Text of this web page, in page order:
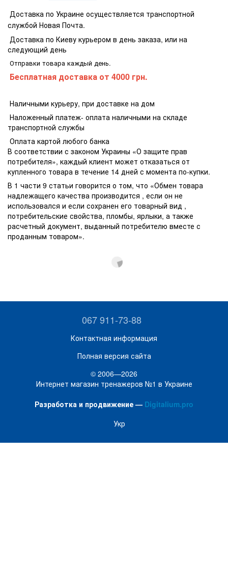
Доставка по Украине осуществляется транспортной
службой Новая Почта.
Доставка по Киеву курьером в день заказа, или на
следующий день
Отправки товара каждый день.
Бесплатная доставка от 4000 грн.
Наличными курьеру, при доставке на дом
Наложенный платеж- оплата наличными на складе
транспортной службы
Оплата картой любого банка
В соответствии с законом Украины «О защите прав
потребителя», каждый клиент может отказаться от
купленного товара в течение 14 дней с момента по-купки.
В 1 части 9 статьи говорится о том, что «Обмен товара
надлежащего качества производится , если он не
использовался и если сохранен его товарный вид ,
потребительские свойства, пломбы, ярлыки, а также
расчетный документ, выданный потребителю вместе с
проданным товаром».
067 911-73-88
Контактная информация
Полная версия сайта
© 2006—2026
Интернет магазин тренажеров №1 в Украине
Разработка и продвижение — Digitalium.pro
Укр